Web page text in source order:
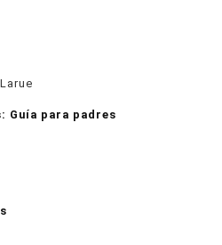
Guía para padres